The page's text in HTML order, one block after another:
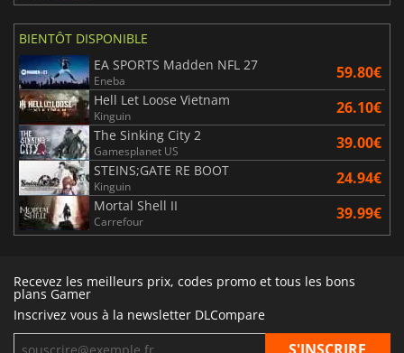
BIENTÔT DISPONIBLE
EA SPORTS Madden NFL 27
Eneba 59.80€
Hell Let Loose Vietnam
Kinguin 26.10€
The Sinking City 2
Gamesplanet US 39.00€
STEINS;GATE RE BOOT
Kinguin 24.94€
Mortal Shell II
Carrefour 39.99€
Recevez les meilleurs prix, codes promo et tous les bons
plans Gamer
Inscrivez vous à la newsletter DLCompare